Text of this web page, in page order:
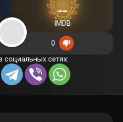
--
IMDB
0
социальных сетях: